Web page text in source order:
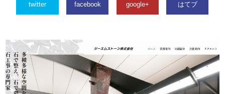
twitter facebook google+ はてブ